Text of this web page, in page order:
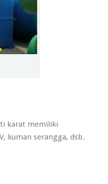
karat memiliki
kuman serangga, dsb.